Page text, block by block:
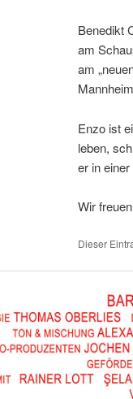
Benedikt
am
am
Enzo ist
leben,
er in einer
Wir
Dieser